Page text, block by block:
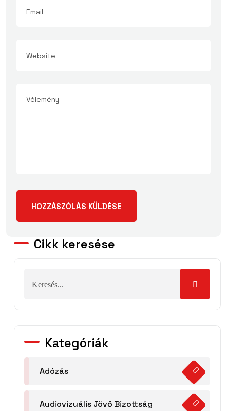
Cikk keresése
Kategóriák
Adózás
Audiovizuális Jövő Bizottság